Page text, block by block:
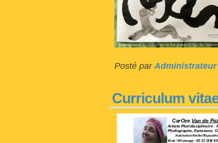
Posté par Administrateur
Curriculum